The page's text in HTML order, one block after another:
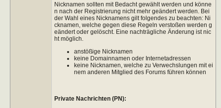
Nicknamen sollten mit Bedacht gewählt werden und könne
n nach der Registrierung nicht mehr geändert werden. Bei
der Wahl eines Nicknamens gilt folgendes zu beachten: Ni
cknamen, welche gegen diese Regeln verstoßen werden g
eändert oder gelöscht. Eine nachträgliche Änderung ist nic
ht möglich.
anstößige Nicknamen
keine Domainnamen oder Internetadressen
keine Nicknamen, welche zu Verwechslungen mit ei
nem anderen Mitglied des Forums führen können
Private Nachrichten (PN):